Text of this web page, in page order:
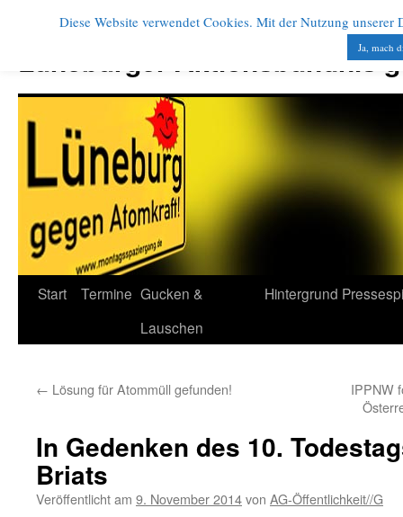
Lüneburger Aktionsbündnis
Start Termine Gucken &
Lauschen
Hintergrund
← Lösung für Atommüll gefunden!
IPPNW
In Gedenken des 10.
Briats
Veröffentlicht am 9. November 2014von AG-Öffentlichkeit//G
Diese Website verwendet Cookies. Mit der Nutzung
Ja, mach